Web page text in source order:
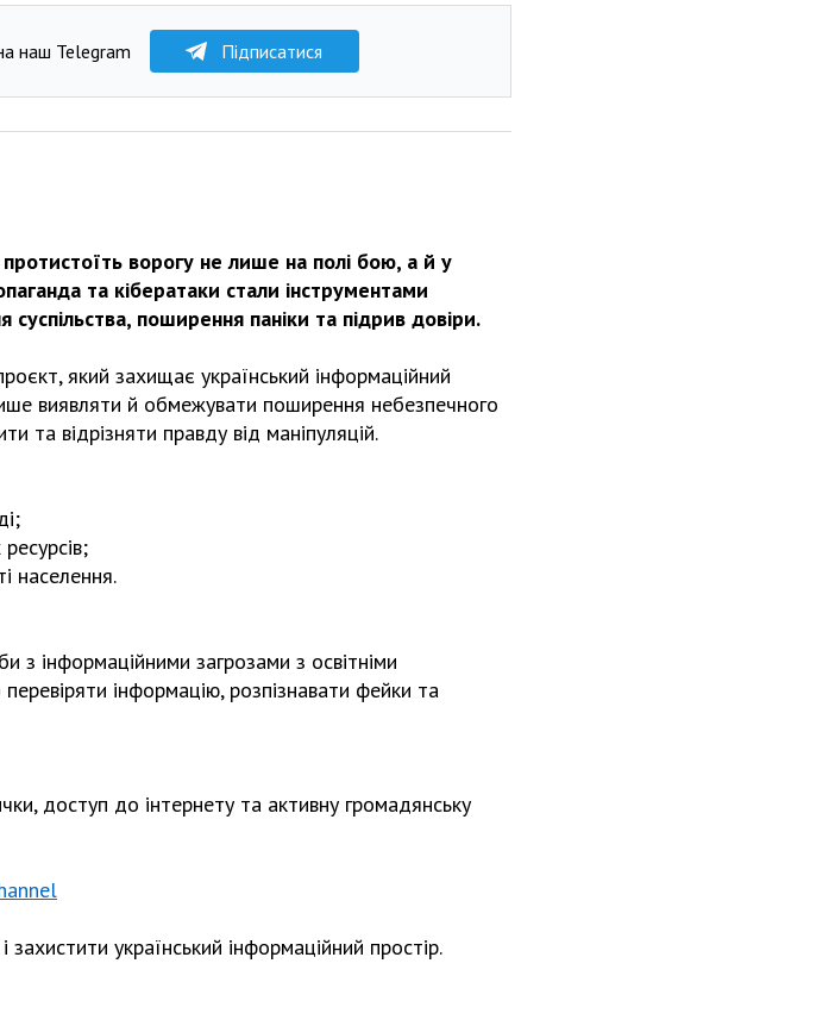
наш Telegram Підписатися
ворогу не лише на полі бою, а й у
та кібератаки стали інструментами
поширення паніки та підрив довіри.
який захищає український інформаційний
виявляти й обмежувати поширення небезпечного
та відрізняти правду від маніпуляцій.
населення.
з інформаційними загрозами з освітніми
інформацію, розпізнавати фейки та
доступ до інтернету та активну громадянську
український інформаційний простір.